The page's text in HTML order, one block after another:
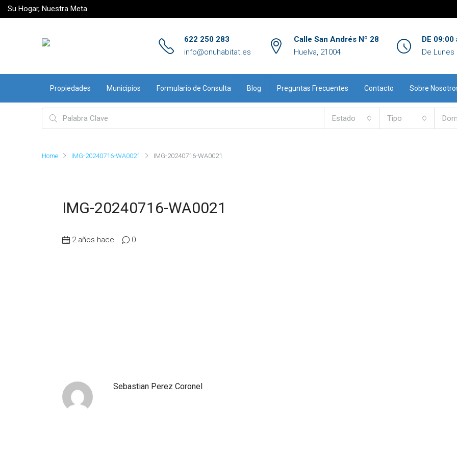
Su Hogar, Nuestra Meta
622 250 283
info@onuhabitat.es
Calle San Andrés Nº 28
Huelva, 21004
DE
De Lunes
Propiedades Municipios Formulario de Consulta Blog Preguntas Frecuentes Contacto Sobre
Estado Tipo
Home IMG-20240716-WA0021 IMG-20240716-WA0021
IMG-20240716-WA0021
2 años hace 0
Sebastian Perez Coronel